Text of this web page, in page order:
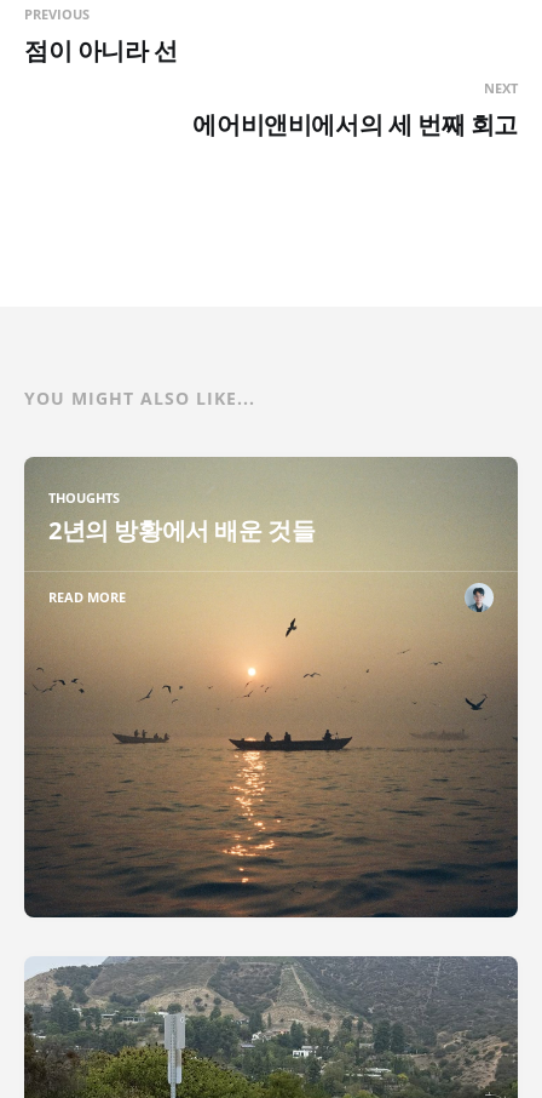
PREVIOUS
점이 아니라 선
NEXT
에어비앤비에서의 세 번째 회고
YOU MIGHT ALSO LIKE...
THOUGHTS
2년의 방황에서 배운 것들
READ MORE